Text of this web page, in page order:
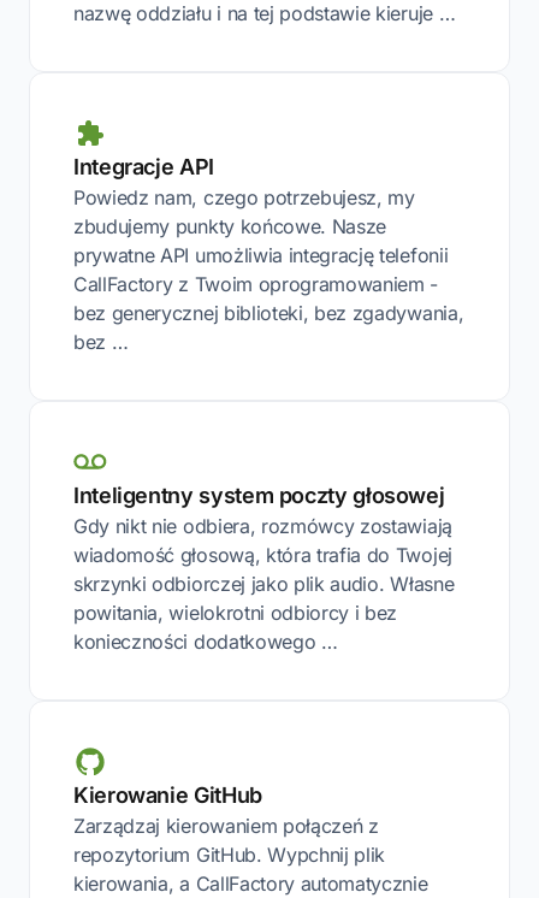
nazwę oddziału i na tej podstawie kieruje …
Integracje API
Powiedz nam, czego potrzebujesz, my
zbudujemy punkty końcowe. Nasze
prywatne API umożliwia integrację telefonii
CallFactory z Twoim oprogramowaniem -
bez generycznej biblioteki, bez zgadywania,
bez …
Inteligentny system poczty głosowej
Gdy nikt nie odbiera, rozmówcy zostawiają
wiadomość głosową, która trafia do Twojej
skrzynki odbiorczej jako plik audio. Własne
powitania, wielokrotni odbiorcy i bez
konieczności dodatkowego …
Kierowanie GitHub
Zarządzaj kierowaniem połączeń z
repozytorium GitHub. Wypchnij plik
kierowania, a CallFactory automatycznie